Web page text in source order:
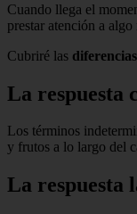
Cuando llega el
prestar atención a
Cubriré las
La respuesta
Los términos
y frutos a lo largo del
La respuesta